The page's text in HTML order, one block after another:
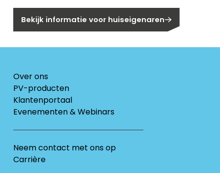
Bekijk informatie voor huiseigenaren
Over ons
PV-producten
Klantenportaal
Evenementen & Webinars
Neem contact met ons op
Carrière